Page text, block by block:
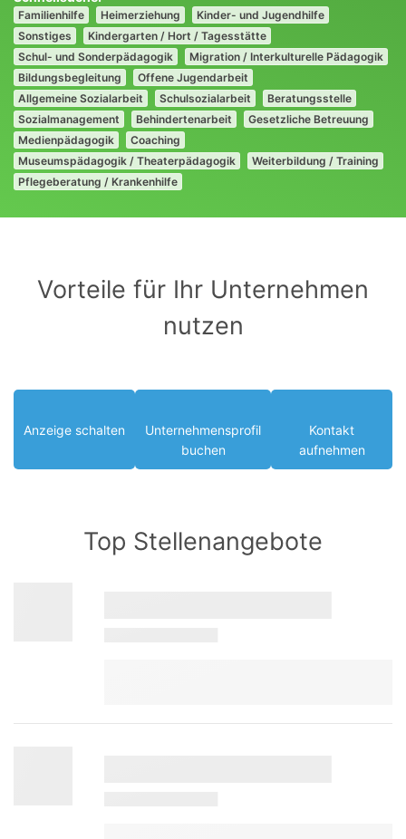
Familienhilfe Heimerziehung
Kinder- und Jugendhilfe
Sonstiges
Kindergarten / Hort / Tagesstätte
Schul- und Sonderpädagogik
Migration / Interkulturelle Pädagogik
Bildungsbegleitung
Offene Jugendarbeit
Allgemeine Sozialarbeit
Schulsozialarbeit
Beratungsstelle
Sozialmanagement
Behindertenarbeit
Gesetzliche Betreuung
Medienpädagogik
Coaching
Museumspädagogik / Theaterpädagogik
Weiterbildung / Training
Pflegeberatung / Krankenhilfe
Vorteile für Ihr Unternehmen
nutzen
Anzeige schalten
Unternehmensprofil
buchen
Kontakt
aufnehmen
Top Stellenangebote